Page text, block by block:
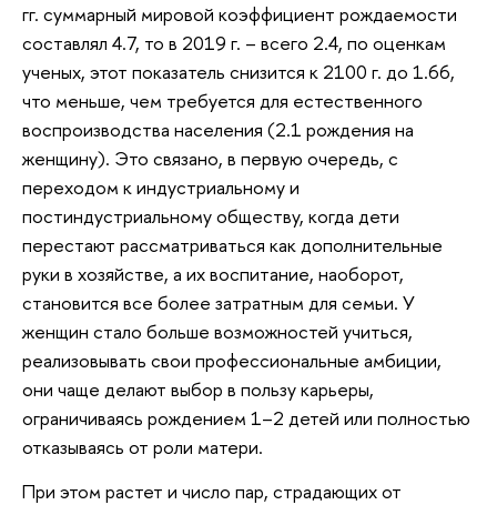
гг. суммарный мировой коэффициент рождаемости
составлял 4.7, то в 2019 г. – всего 2.4, по оценкам
ученых, этот показатель снизится к 2100 г. до 1.66,
что меньше, чем требуется для естественного
воспроизводства населения (2.1 рождения на
женщину). Это связано, в первую очередь, с
переходом к индустриальному и
постиндустриальному обществу, когда дети
перестают рассматриваться как дополнительные
руки в хозяйстве, а их воспитание, наоборот,
становится все более затратным для семьи. У
женщин стало больше возможностей учиться,
реализовывать свои профессиональные амбиции,
они чаще делают выбор в пользу карьеры,
ограничиваясь рождением 1–2 детей или полностью
отказываясь от роли матери.
При этом растет и число пар, страдающих от